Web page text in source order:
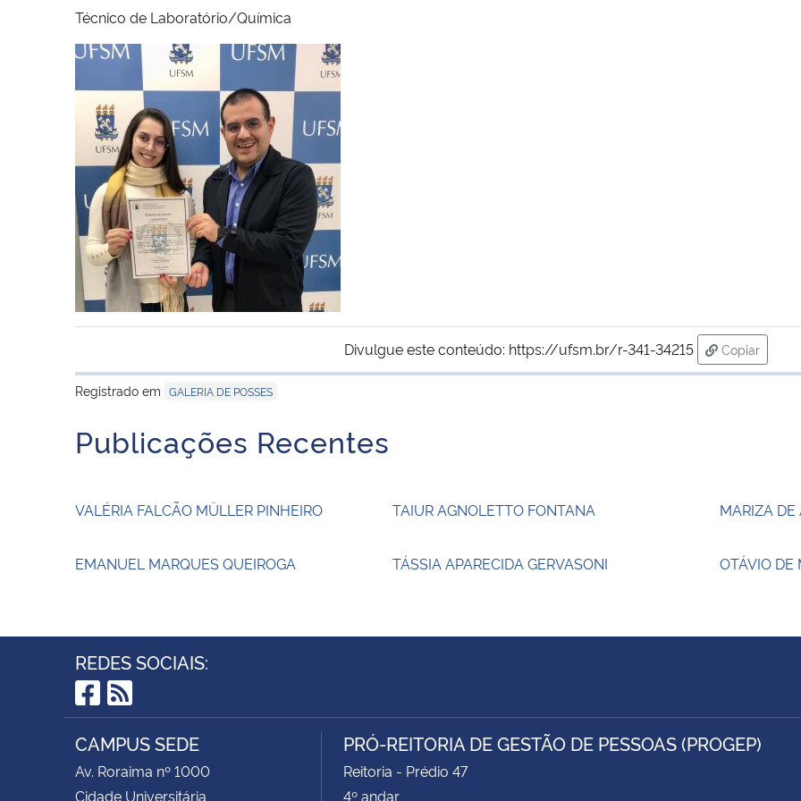
Técnico de Laboratório/Química
Divulgue este conteúdo: https://ufsm.br/r-341-34215
Copiar
para área
Registrado em GALERIA DE POSSES
Publicações Recentes
VALÉRIA FALCÃO MÜLLER PINHEIRO TAIUR AGNOLETTO FONTANA MARIZA
EMANUEL MARQUES QUEIROGA TÁSSIA APARECIDA GERVASONI OTÁVIO DE
REDES SOCIAIS:
Facebook
RSS
CAMPUS SEDE
Av. Roraima nº 1000
Cidade Universitária
PRÓ-REITORIA DE GESTÃO DE PESSOAS (PROGEP)
Reitoria - Prédio 47
4º andar